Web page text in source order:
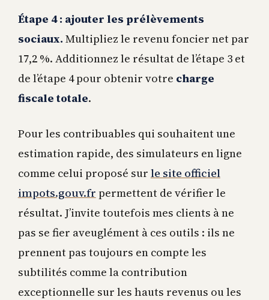
Étape 4 : ajouter les prélèvements
sociaux. Multipliez le revenu foncier net par
17,2 %. Additionnez le résultat de l’étape 3 et
de l’étape 4 pour obtenir votre charge
fiscale totale.
Pour les contribuables qui souhaitent une
estimation rapide, des simulateurs en ligne
comme celui proposé sur le site officiel
impots.gouv.fr permettent de vérifier le
résultat. J’invite toutefois mes clients à ne
pas se fier aveuglément à ces outils : ils ne
prennent pas toujours en compte les
subtilités comme la contribution
exceptionnelle sur les hauts revenus ou les